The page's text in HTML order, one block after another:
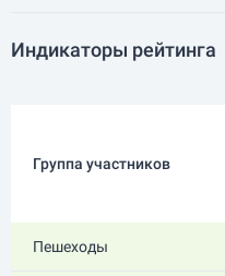
Индикаторы рейтинга
Группа участников
Пешеходы